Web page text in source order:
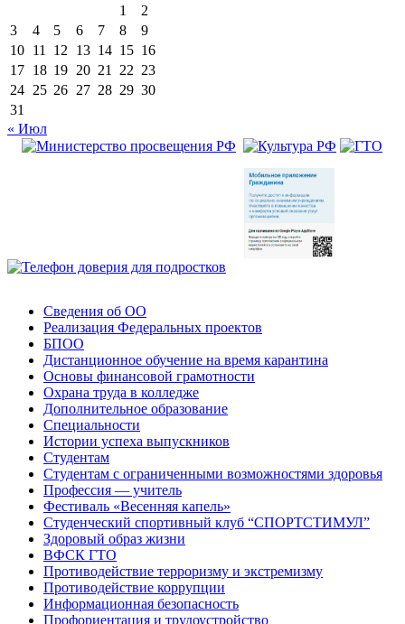
1
2
3
4 5 6 7 8
9
10 11 12 13 14 15 16
17 18 19 20 21 22 23
24 25 26 27 28 29 30
31
« Июл
Сведения об ОО
Реализация Федеральных проектов
БПОО
Дистанционное обучение на время карантина
Основы финансовой грамотности
Охрана труда в колледже
Дополнительное образование
Специальности
Истории успеха выпускников
Студентам
Студентам с ограниченными возможностями здоровья
Профессия — учитель
Фестиваль «Весенняя капель»
Студенческий спортивный клуб “СПОРТСТИМУЛ”
Здоровый образ жизни
ВФСК ГТО
Противодействие терроризму и экстремизму
Противодействие коррупции
Информационная безопасность
Профориентация и трудоустройство